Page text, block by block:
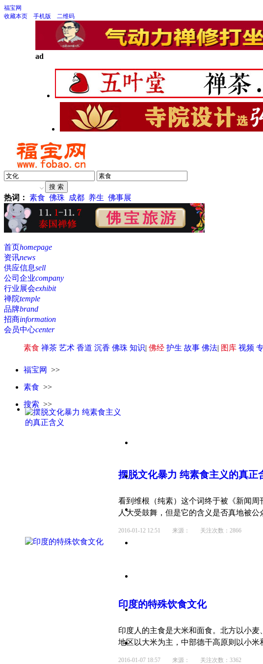
福宝网
收藏本页
手机版 二维码
ad
热词： 素食 佛珠 成都 养生 佛事展
首页homepage
资讯news
供应信息sell
公司企业company
行业展会exhibit
禅院temple
品牌brand
招商information
会员中心center
素食 禅茶 艺术 香道 沉香 佛珠 知识| 佛经 护生 故事 佛法| 图库 视频
福宝网 >>
素食 >>
搜索 >>
摆脱文化暴力 纯素食主义的真正
看到维根（纯素）这个词终于被《新闻
人大受鼓舞，但是它的含义是否真地被公
2016-01-12 12:51 来源： 关注次数：2866
印度的特殊饮食文化
印度人的主食是大米和面食。北方以小
地区以大米为主，中部德干高原则以小米
2016-01-07 18:57 来源： 关注次数：3362